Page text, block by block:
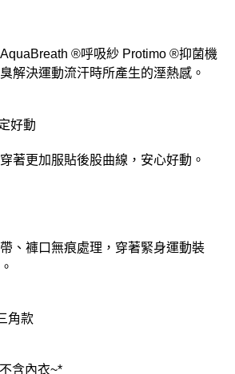
®呼吸紗 Protimo ®抑菌機
解決運動流汗時所產生的溼熱感。
好動
著更加服貼後股曲線，安心好動。
、褲口無痕處理，穿著緊身運動裝
角款
含內衣~*